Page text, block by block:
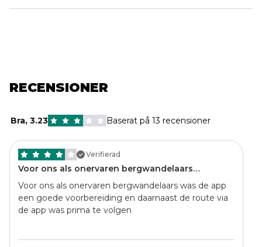
RECENSIONER
Bra,3.23 Baserat på 13 recensioner
Verifierad
Voor ons als onervaren bergwandelaars…
Voor ons als onervaren bergwandelaars was de app
een goede voorbereiding en daarnaast de route via
de app was prima te volgen